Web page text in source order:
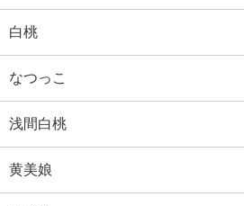
白桃
なつっこ
浅間白桃
黄美娘